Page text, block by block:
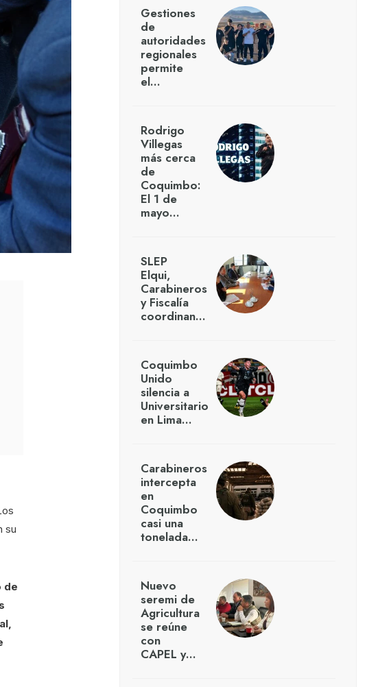
su
de
Gestiones
de
autoridades
regionales
permite
el…
Rodrigo
Villegas
más cerca
de
Coquimbo:
El 1 de
mayo…
SLEP
Elqui,
Carabineros
y Fiscalía
coordinan…
Coquimbo
Unido
silencia a
Universitario
en Lima…
Carabineros
intercepta
en
Coquimbo
casi una
tonelada…
Nuevo
seremi de
Agricultura
se reúne
con
CAPEL y…